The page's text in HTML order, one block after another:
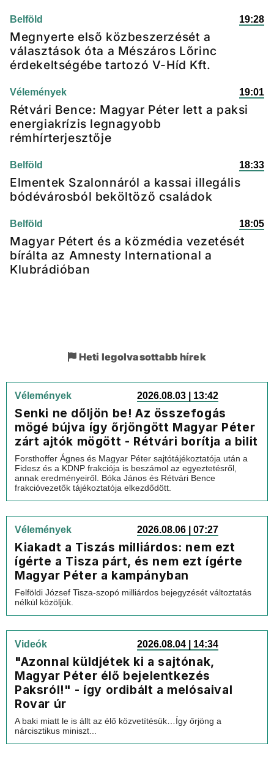
Belföld 19:28
Megnyerte első közbeszerzését a
választások óta a Mészáros Lőrinc
érdekeltségébe tartozó V-Híd Kft.
Vélemények 19:01
Rétvári Bence: Magyar Péter lett a paksi
energiakrízis legnagyobb
rémhírterjesztője
Belföld 18:33
Elmentek Szalonnáról a kassai illegális
bódévárosból beköltöző családok
Belföld 18:05
Magyar Pétert és a közmédia vezetését
bírálta az Amnesty International a
Klubrádióban
Heti legolvasottabb hírek
Vélemények 2026.08.03 | 13:42
Senki ne dőljön be! Az összefogás
mögé bújva így őrjöngött Magyar Péter
zárt ajtók mögött - Rétvári borítja a bilit
Forsthoffer Ágnes és Magyar Péter sajtótájékoztatója után a
Fidesz és a KDNP frakciója is beszámol az egyeztetésről,
annak eredményeiről. Bóka János és Rétvári Bence
frakcióvezetők tájékoztatója elkezdődött.
Vélemények 2026.08.06 | 07:27
Kiakadt a Tiszás milliárdos: nem ezt
ígérte a Tisza párt, és nem ezt ígérte
Magyar Péter a kampányban
Felföldi József Tisza-szopó milliárdos bejegyzését változtatás
nélkül közöljük.
Videók 2026.08.04 | 14:34
"Azonnal küldjétek ki a sajtónak,
Magyar Péter élő bejelentkezés
Paksról!" - így ordibált a melósaival
Rovar úr
A baki miatt le is állt az élő közvetítésük…Így őrjöng a
nárcisztikus miniszt...